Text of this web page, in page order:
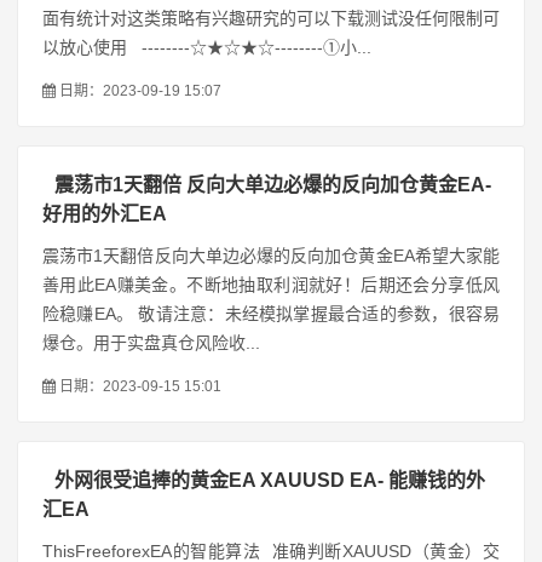
面有统计对这类策略有兴趣研究的可以下载测试没任何限制可
以放心使用 --------☆★☆★☆--------①小...
日期：2023-09-19 15:07
震荡市1天翻倍 反向大单边必爆的反向加仓黄金EA-
好用的外汇EA
震荡市1天翻倍反向大单边必爆的反向加仓黄金EA希望大家能
善用此EA赚美金。不断地抽取利润就好！后期还会分享低风
险稳赚EA。 敬请注意：未经模拟掌握最合适的参数，很容易
爆仓。用于实盘真仓风险收...
日期：2023-09-15 15:01
外网很受追捧的黄金EA XAUUSD EA- 能赚钱的外
汇EA
ThisFreeforexEA的智能算法 准确判断XAUUSD（黄金）交